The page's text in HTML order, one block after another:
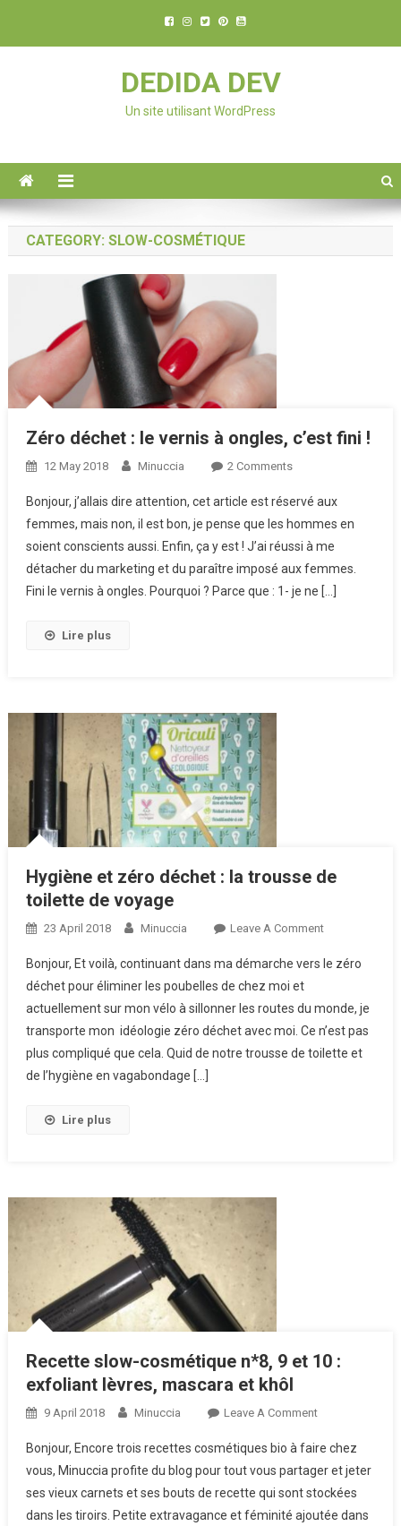
DEDIDA DEV
Un site utilisant WordPress
CATEGORY: SLOW-COSMÉTIQUE
Zéro déchet : le vernis à ongles, c’est fini !
12 May 2018 Minuccia 2 CommentsOn Zéro Déchet :
Ongles, C’est
Fini !
Bonjour, j’allais dire attention, cet article est réservé aux
femmes, mais non, il est bon, je pense que les hommes en
soient conscients aussi. Enfin, ça y est ! J’ai réussi à me
détacher du marketing et du paraître imposé aux femmes.
Fini le vernis à ongles. Pourquoi ? Parce que : 1- je ne […]
Lire plus
Hygiène et zéro déchet : la trousse de
toilette de voyage
23 April 2018 Minuccia Leave A CommentOn
Zéro
La
Trousse
De Toilette
Bonjour, Et voilà, continuant dans ma démarche vers le zéro
déchet pour éliminer les poubelles de chez moi et
actuellement sur mon vélo à sillonner les routes du monde, je
transporte mon idéologie zéro déchet avec moi. Ce n’est pas
plus compliqué que cela. Quid de notre trousse de toilette et
de l’hygiène en vagabondage […]
Lire plus
Recette slow-cosmétique n*8, 9 et 10 :
exfoliant lèvres, mascara et khôl
9 April 2018 Minuccia Leave A CommentOn Recette
Cosmétique
N*8, 9 Et 10
: Exfoliant
Lèvres,
Bonjour, Encore trois recettes cosmétiques bio à faire chez
vous, Minuccia profite du blog pour tout vous partager et jeter
ses vieux carnets et ses bouts de recette qui sont stockées
dans les tiroirs. Petite extravagance et féminité ajoutée dans